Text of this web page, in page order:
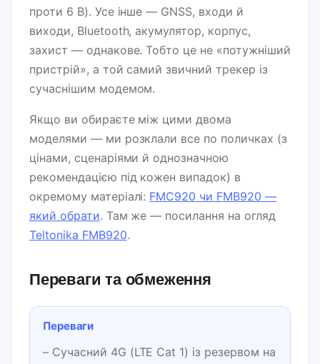
проти 6 В). Усе інше — GNSS, входи й
виходи, Bluetooth, акумулятор, корпус,
захист — однакове. Тобто це не «потужніший
пристрій», а той самий звичний трекер із
сучаснішим модемом.
Якщо ви обираєте між цими двома
моделями — ми розклали все по поличках (з
цінами, сценаріями й однозначною
рекомендацією під кожен випадок) в
окремому матеріалі: FMC920 чи FMB920 —
який обрати. Там же — посилання на огляд
Teltonika FMB920.
Переваги та обмеження
Переваги
– Сучасний 4G (LTE Cat 1) із резервом на